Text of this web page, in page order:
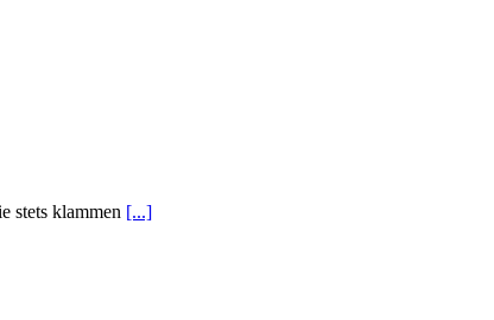
stets klammen [...]